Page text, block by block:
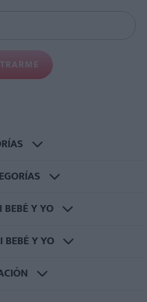
Y YO
BEBÉ Y YO